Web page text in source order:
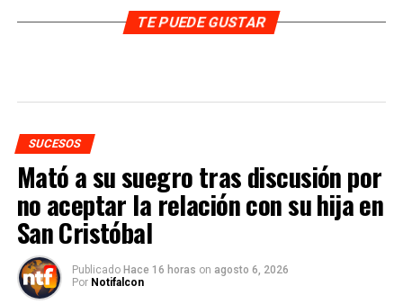
TE PUEDE GUSTAR
SUCESOS
Mató a su suegro tras discusión por
no aceptar la relación con su hija en
San Cristóbal
Publicado Hace 16 horas on agosto 6, 2026
Por Notifalcon